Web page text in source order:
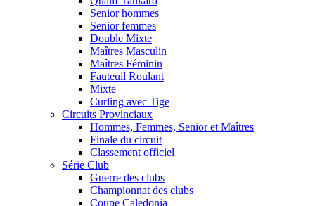
Senior hommes
Senior femmes
Double Mixte
Maîtres Masculin
Maîtres Féminin
Fauteuil Roulant
Mixte
Curling avec Tige
Circuits Provinciaux
Hommes, Femmes, Senior et Maîtres
Finale du circuit
Classement officiel
Série Club
Guerre des clubs
Championnat des clubs
Coupe Caledonia